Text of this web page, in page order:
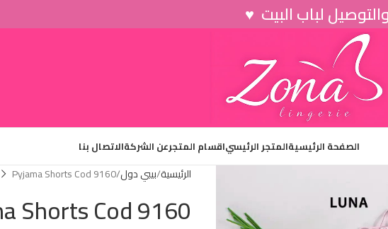
الصفحة الرئيسيةالمتجر الرئيسياقسام المتجرعن الشركةالاتصال بنا
الرئيسية بيبي دول Pyjama Shorts Cod 9160
Shorts Cod 9160